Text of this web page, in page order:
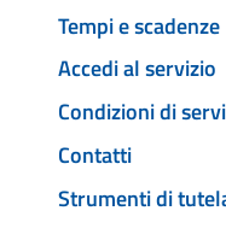
Tempi e scadenze
Accedi al servizio
Condizioni di
Contatti
Strumenti di